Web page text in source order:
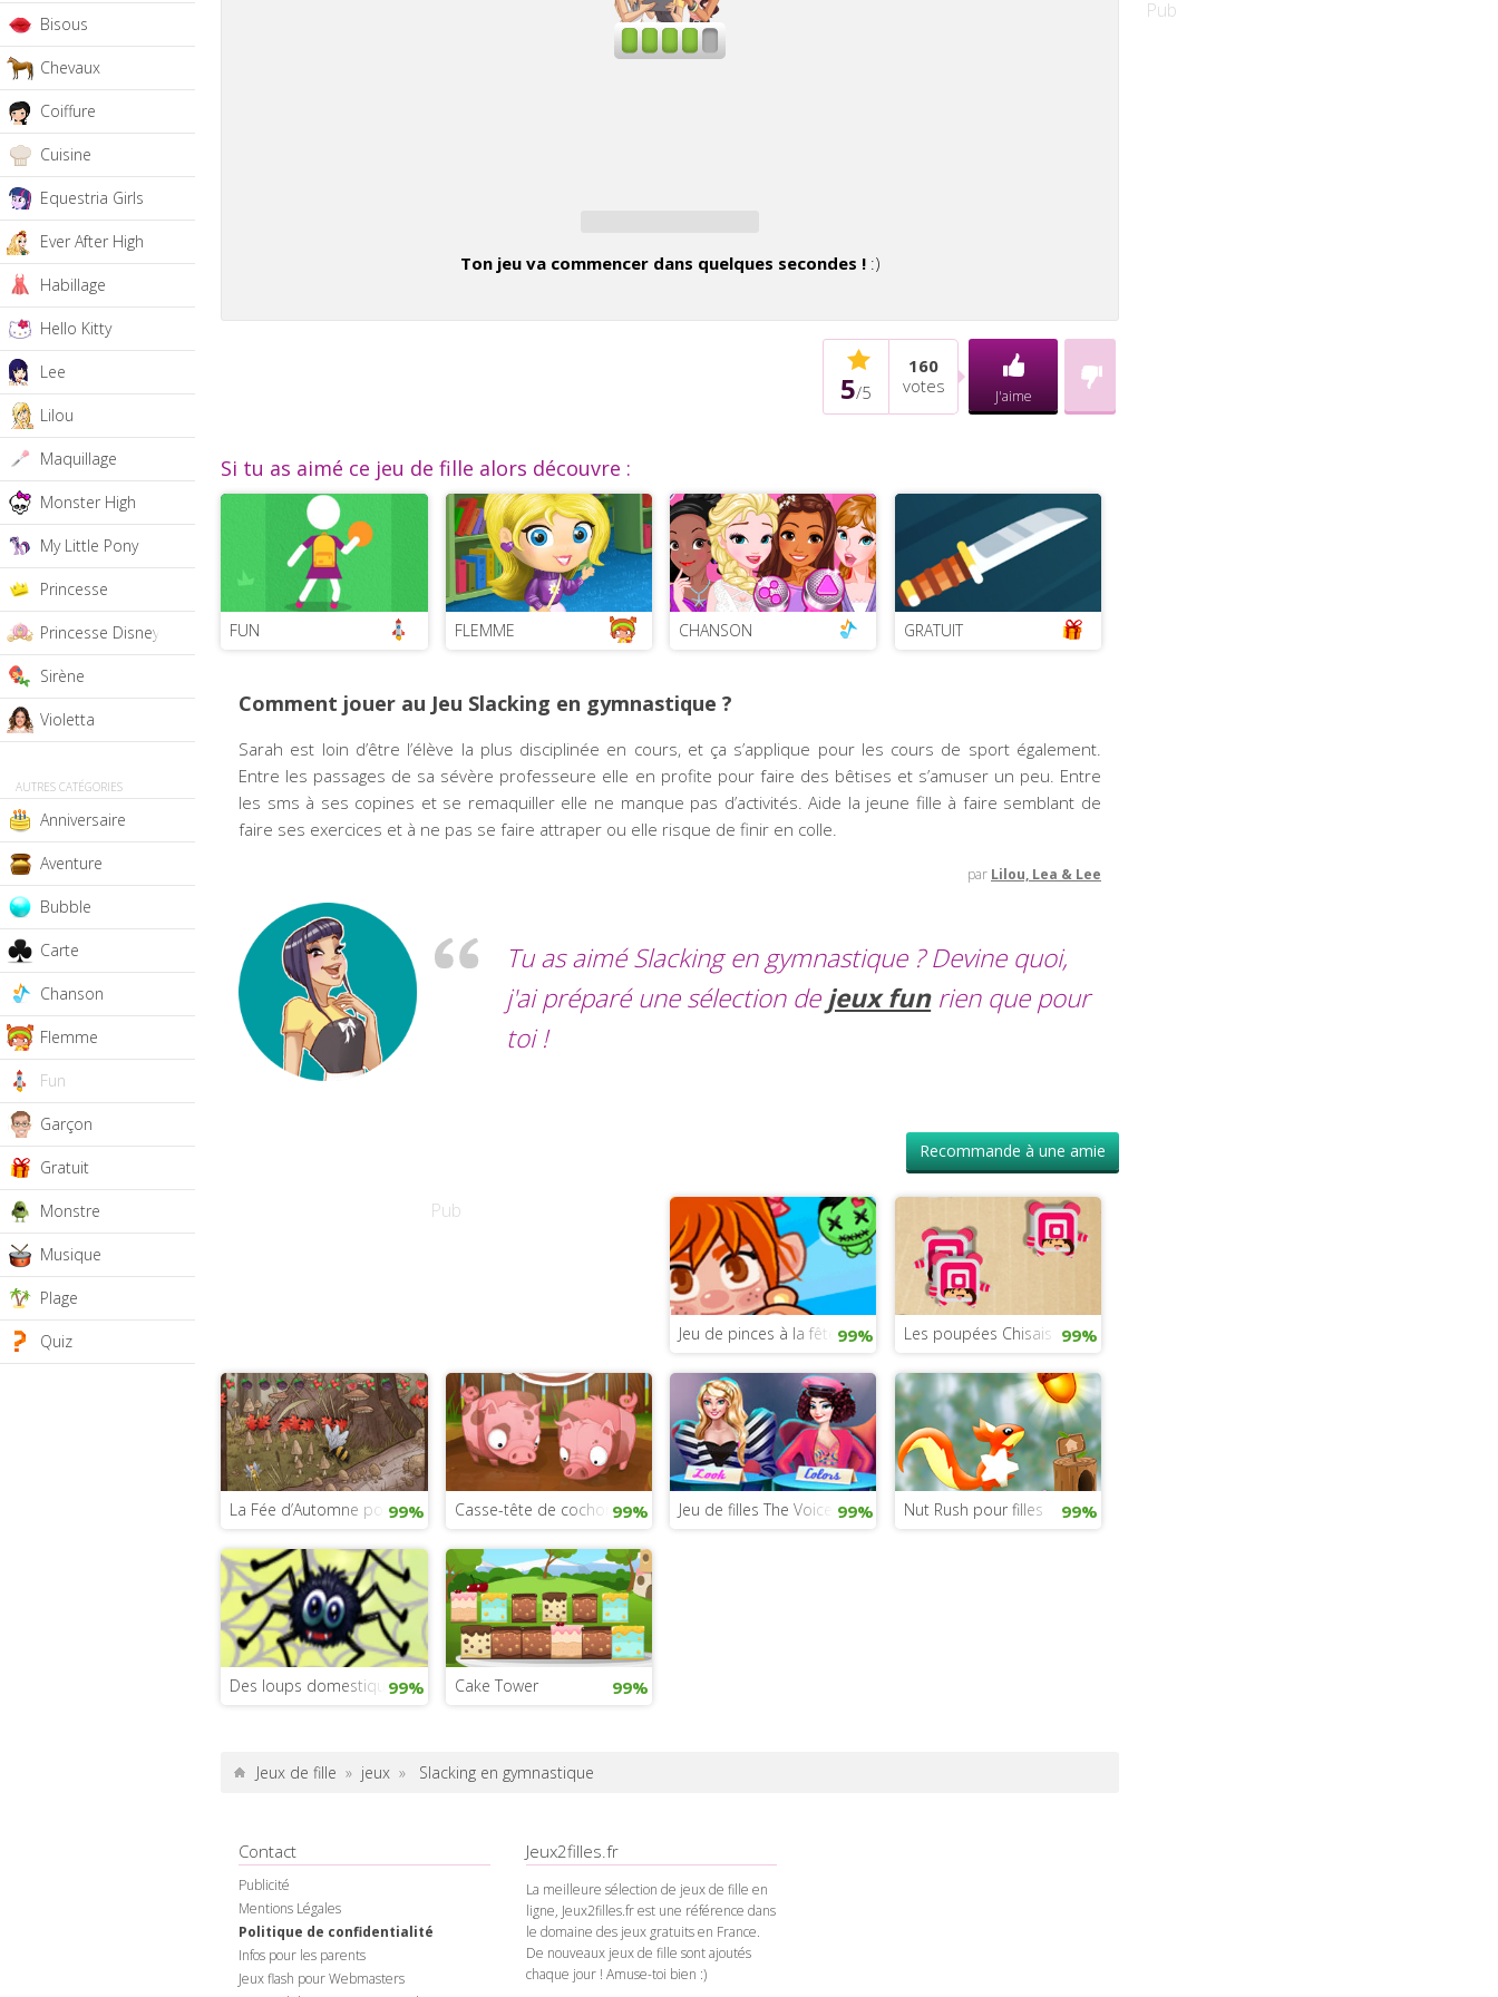
Bisous
Chevaux
Coiffure
Cuisine
Equestria Girls
Ever After High
Habillage
Hello Kitty
Lee
Lilou
Maquillage
Monster High
My Little Pony
Princesse
Princesse Disney
Sirène
Violetta
AUTRES CATÉGORIES
Anniversaire
Aventure
Bubble
Carte
Chanson
Flemme
Fun
Garçon
Gratuit
Monstre
Musique
Plage
Quiz
Ton jeu va commencer dans quelques secondes !:)
5/5
160
votes
J'aime
Si tu as aimé ce jeu de fille alors découvre :
FUN FLEMME CHANSON GRATUIT
Comment jouer au Jeu Slacking en gymnastique ?
Sarah est loin d’être l’élève la plus disciplinée en cours, et ça s’applique pour les cours de sport également.
Entre les passages de sa sévère professeure elle en profite pour faire des bêtises et s’amuser un peu. Entre
les sms à ses copines et se remaquiller elle ne manque pas d’activités. Aide la jeune fille à faire semblant de
faire ses exercices et à ne pas se faire attraper ou elle risque de finir en colle.
par Lilou, Lea & Lee
Tu as aimé Slacking en gymnastique ? Devine quoi,
j'ai préparé une sélection de jeux funrien que pour
toi !
Recommande à une amie
Pub
Jeu de pinces à la fête foraine
99% Les poupées Chisais 99%
La Fée d’Automne pour Filles
99% Casse-tête de cochon99% Jeu de filles The Voice fashion
99% Nut Rush pour filles 99%
Des loups domestiques de rêve
99% Cake Tower 99%
Pub
Jeux de fille » jeux » Slacking en gymnastique
Contact
Publicité
Mentions Légales
Politique de confidentialité
Infos pour les parents
Jeux flash pour Webmasters
Jeux2filles.fr
La meilleure sélection de jeux de fille en
ligne, Jeux2filles.fr est une référence dans
le domaine des jeux gratuits en France.
De nouveaux jeux de fille sont ajoutés
chaque jour ! Amuse-toi bien :)